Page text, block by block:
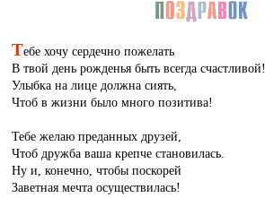
Тебе хочу сердечно пожелать
В твой день рожденья быть всегда счастливой!
Улыбка на лице должна сиять,
Чтоб в жизни было много позитива!
Тебе желаю преданных друзей,
Чтоб дружба ваша крепче становилась.
Ну и, конечно, чтобы поскорей
Заветная мечта осуществилась!